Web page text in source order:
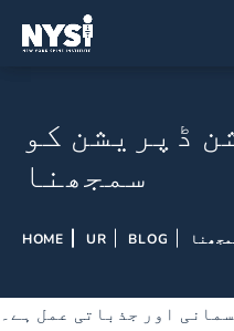
ڈپریشن کو
سمجھنا
HOME UR BLOG
اور جذباتی عمل ہے۔